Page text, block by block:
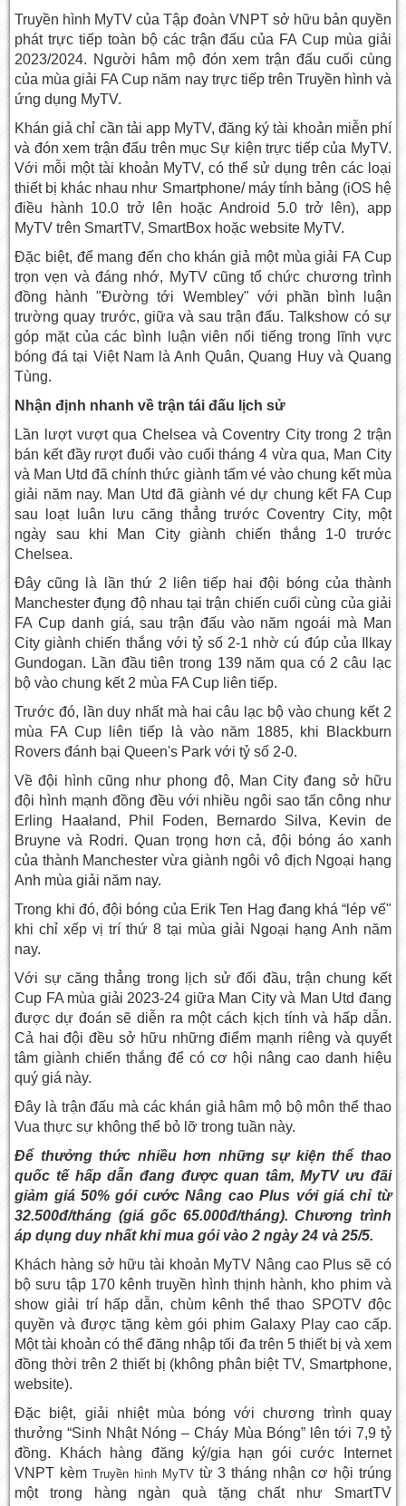
Truyền hình MyTV của Tập đoàn VNPT sở hữu bản quyền
phát trực tiếp toàn bộ các trận đấu của FA Cup mùa giải
2023/2024. Người hâm mộ đón xem trận đấu cuối cùng
của mùa giải FA Cup năm nay trực tiếp trên Truyền hình và
ứng dụng MyTV.
Khán giả chỉ cần tải app MyTV, đăng ký tài khoản miễn phí
và đón xem trận đấu trên mục Sự kiện trực tiếp của MyTV.
Với mỗi một tài khoản MyTV, có thể sử dụng trên các loại
thiết bị khác nhau như Smartphone/ máy tính bảng (iOS hệ
điều hành 10.0 trở lên hoặc Android 5.0 trở lên), app
MyTV trên SmartTV, SmartBox hoặc website MyTV.
Đặc biệt, để mang đến cho khán giả một mùa giải FA Cup
trọn vẹn và đáng nhớ, MyTV cũng tổ chức chương trình
đồng hành "Đường tới Wembley" với phần bình luận
trường quay trước, giữa và sau trận đấu. Talkshow có sự
góp mặt của các bình luận viên nổi tiếng trong lĩnh vực
bóng đá tại Việt Nam là Anh Quân, Quang Huy và Quang
Tùng.
Nhận định nhanh về trận tái đấu lịch sử
Lần lượt vượt qua Chelsea và Coventry City trong 2 trận
bán kết đầy rượt đuổi vào cuối tháng 4 vừa qua, Man City
và Man Utd đã chính thức giành tấm vé vào chung kết mùa
giải năm nay. Man Utd đã giành vé dự chung kết FA Cup
sau loạt luân lưu căng thẳng trước Coventry City, một
ngày sau khi Man City giành chiến thắng 1-0 trước
Chelsea.
Đây cũng là lần thứ 2 liên tiếp hai đội bóng của thành
Manchester đụng độ nhau tại trận chiến cuối cùng của giải
FA Cup danh giá, sau trận đấu vào năm ngoái mà Man
City giành chiến thắng với tỷ số 2-1 nhờ cú đúp của Ilkay
Gundogan. Lần đầu tiên trong 139 năm qua có 2 câu lạc
bộ vào chung kết 2 mùa FA Cup liên tiếp.
Trước đó, lần duy nhất mà hai câu lạc bộ vào chung kết 2
mùa FA Cup liên tiếp là vào năm 1885, khi Blackburn
Rovers đánh bại Queen's Park với tỷ số 2-0.
Về đội hình cũng như phong độ, Man City đang sở hữu
đội hình mạnh đồng đều với nhiều ngôi sao tấn công như
Erling Haaland, Phil Foden, Bernardo Silva, Kevin de
Bruyne và Rodri. Quan trọng hơn cả, đội bóng áo xanh
của thành Manchester vừa giành ngôi vô địch Ngoại hạng
Anh mùa giải năm nay.
Trong khi đó, đội bóng của Erik Ten Hag đang khá “lép vế"
khi chỉ xếp vị trí thứ 8 tại mùa giải Ngoại hạng Anh năm
nay.
Với sự căng thẳng trong lịch sử đối đầu, trận chung kết
Cup FA mùa giải 2023-24 giữa Man City và Man Utd đang
được dự đoán sẽ diễn ra một cách kịch tính và hấp dẫn.
Cả hai đội đều sở hữu những điểm mạnh riêng và quyết
tâm giành chiến thắng để có cơ hội nâng cao danh hiệu
quý giá này.
Đây là trận đấu mà các khán giả hâm mộ bộ môn thể thao
Vua thực sự không thể bỏ lỡ trong tuần này.
Để thưởng thức nhiều hơn những sự kiện thể thao
quốc tế hấp dẫn đang được quan tâm, MyTV ưu đãi
giảm giá 50% gói cước Nâng cao Plus với giá chỉ từ
32.500đ/tháng (giá gốc 65.000đ/tháng). Chương trình
áp dụng duy nhất khi mua gói vào 2 ngày 24 và 25/5.
Khách hàng sở hữu tài khoản MyTV Nâng cao Plus sẽ có
bộ sưu tập 170 kênh truyền hình thịnh hành, kho phim và
show giải trí hấp dẫn, chùm kênh thể thao SPOTV độc
quyền và được tặng kèm gói phim Galaxy Play cao cấp.
Một tài khoản có thể đăng nhập tối đa trên 5 thiết bị và xem
đồng thời trên 2 thiết bị (không phân biệt TV, Smartphone,
website).
Đặc biệt, giải nhiệt mùa bóng với chương trình quay
thưởng “Sinh Nhật Nóng – Cháy Mùa Bóng” lên tới 7,9 tỷ
đồng. Khách hàng đăng ký/gia hạn gói cước Internet
VNPT kèm Truyền hình MyTVtừ 3 tháng nhận cơ hội trúng
một trong hàng ngàn quà tặng chất như SmartTV